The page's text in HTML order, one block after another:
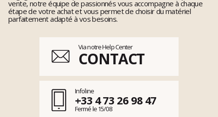
vente, notre équipe de passionnés vous accompagne à chaque
étape de votre achat et vous permet de choisir du matériel
parfaitement adapté à vos besoins.
Via notre Help Center
CONTACT
Infoline
+33 4 73 26 98 47
Fermé le 15/08